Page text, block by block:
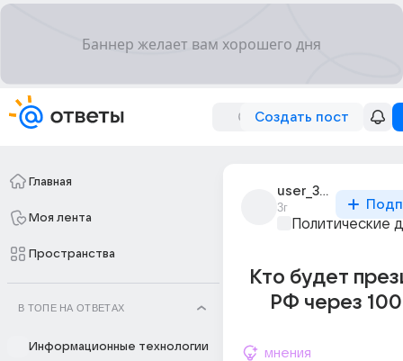
Создать пост
Главная
Моя лента
Пространства
В ТОПЕ НА ОТВЕТАХ
Информационные технологии
user_305081013
3г
Политические
Кто будет
РФ через
мнения